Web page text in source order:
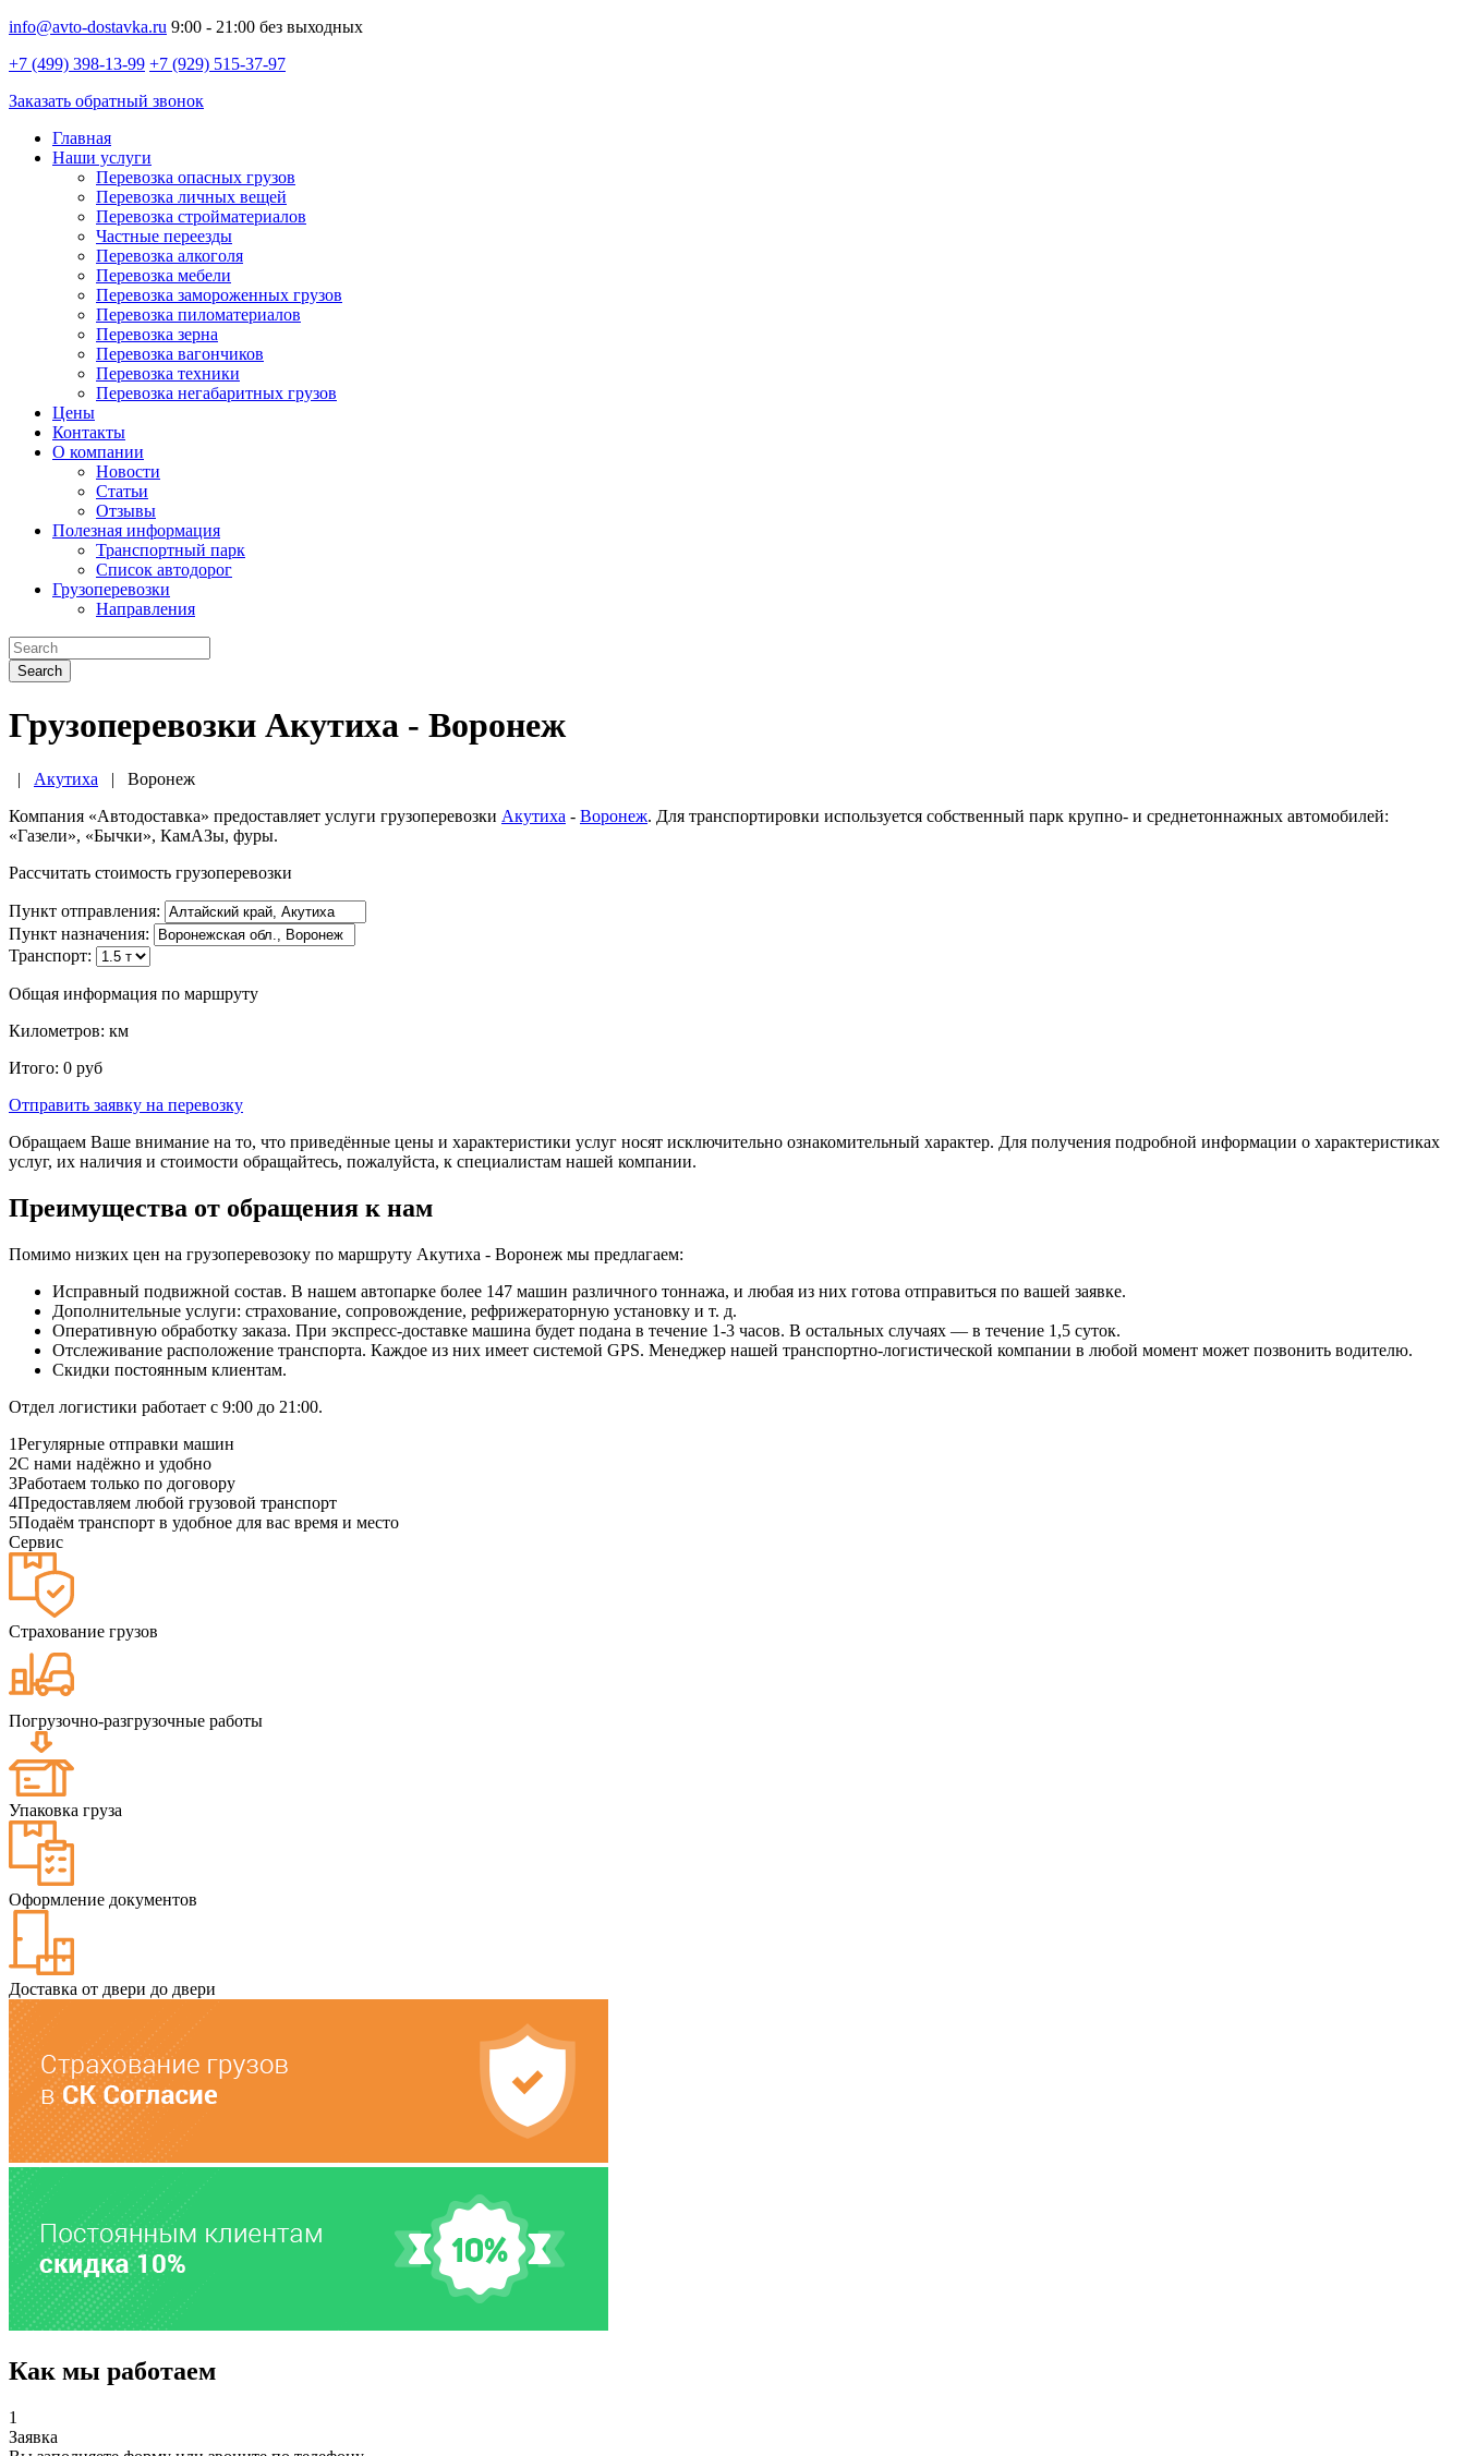
info@avto-dostavka.ru 9:00 - 21:00 без выходных
+7 (499) 398-13-99 +7 (929) 515-37-97
Заказать обратный звонок
Главная
Наши услуги
Перевозка опасных грузов
Перевозка личных вещей
Перевозка стройматериалов
Частные переезды
Перевозка алкоголя
Перевозка мебели
Перевозка замороженных грузов
Перевозка пиломатериалов
Перевозка зерна
Перевозка вагончиков
Перевозка техники
Перевозка негабаритных грузов
Цены
Контакты
О компании
Новости
Статьи
Отзывы
Полезная информация
Транспортный парк
Список автодорог
Грузоперевозки
Направления
Search
Грузоперевозки Акутиха - Воронеж
| Акутиха | Воронеж
Компания «Автодоставка» предоставляет услуги грузоперевозки Акутиха - Воронеж. Для транспортировки используется собственный парк крупно- и среднетоннажных автомобилей:
«Газели», «Бычки», КамАЗы, фуры.
Рассчитать стоимость грузоперевозки
Пункт отправления:
Пункт назначения:
Транспорт:
Общая информация по маршруту
Километров: км
Итого: 0 руб
Отправить заявку на перевозку
Обращаем Ваше внимание на то, что приведённые цены и характеристики услуг носят исключительно ознакомительный характер. Для получения подробной информации о характеристиках
услуг, их наличия и стоимости обращайтесь, пожалуйста, к специалистам нашей компании.
Преимущества от обращения к нам
Помимо низких цен на грузоперевозоку по маршруту Акутиха - Воронеж мы предлагаем:
Исправный подвижной состав. В нашем автопарке более 147 машин различного тоннажа, и любая из них готова отправиться по вашей заявке.
Дополнительные услуги: страхование, сопровождение, рефрижераторную установку и т. д.
Оперативную обработку заказа. При экспресс-доставке машина будет подана в течение 1-3 часов. В остальных случаях — в течение 1,5 суток.
Отслеживание расположение транспорта. Каждое из них имеет системой GPS. Менеджер нашей транспортно-логистической компании в любой момент может позвонить водителю.
Скидки постоянным клиентам.
Отдел логистики работает с 9:00 до 21:00.
1Регулярные отправки машин
2С нами надёжно и удобно
3Работаем только по договору
4Предоставляем любой грузовой транспорт
5Подаём транспорт в удобное для вас время и место
Сервис
Страхование грузов
Погрузочно-разгрузочные работы
Упаковка груза
Оформление документов
Доставка от двери до двери
Как мы работаем
1
Заявка